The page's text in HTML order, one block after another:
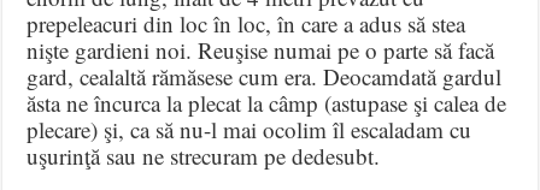
prepeleacuri din loc în loc, în care a adus să stea
nişte gardieni noi. Reuşise numai pe o parte să facă
gard, cealaltă rămăsese cum era. Deocamdată gardul
ăsta ne încurca la plecat la câmp (astupase şi calea de
plecare) şi, ca să nu-l mai ocolim îl escaladam cu
uşurinţă sau ne strecuram pe dedesubt.